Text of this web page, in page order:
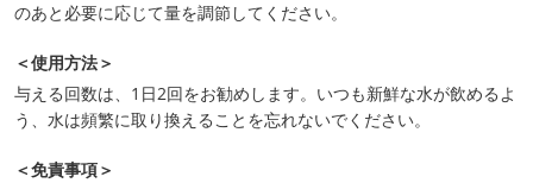
のあと必要に応じて量を調節してください。
＜使用方法＞
与える回数は、1日2回をお勧めします。いつも新鮮な水が飲めるよ
う、水は頻繁に取り換えることを忘れないでください。
＜免責事項＞